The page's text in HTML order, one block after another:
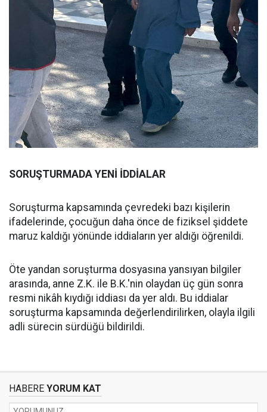
SORUŞTURMADA YENİ İDDİALAR
Soruşturma kapsamında çevredeki bazı kişilerin
ifadelerinde, çocuğun daha önce de fiziksel şiddete
maruz kaldığı yönünde iddiaların yer aldığı öğrenildi.
Öte yandan soruşturma dosyasına yansıyan bilgiler
arasında, anne Z.K. ile B.K.'nin olaydan üç gün sonra
resmi nikâh kıydığı iddiası da yer aldı. Bu iddialar
soruşturma kapsamında değerlendirilirken, olayla ilgili
adli sürecin sürdüğü bildirildi.
HABERE YORUM KAT